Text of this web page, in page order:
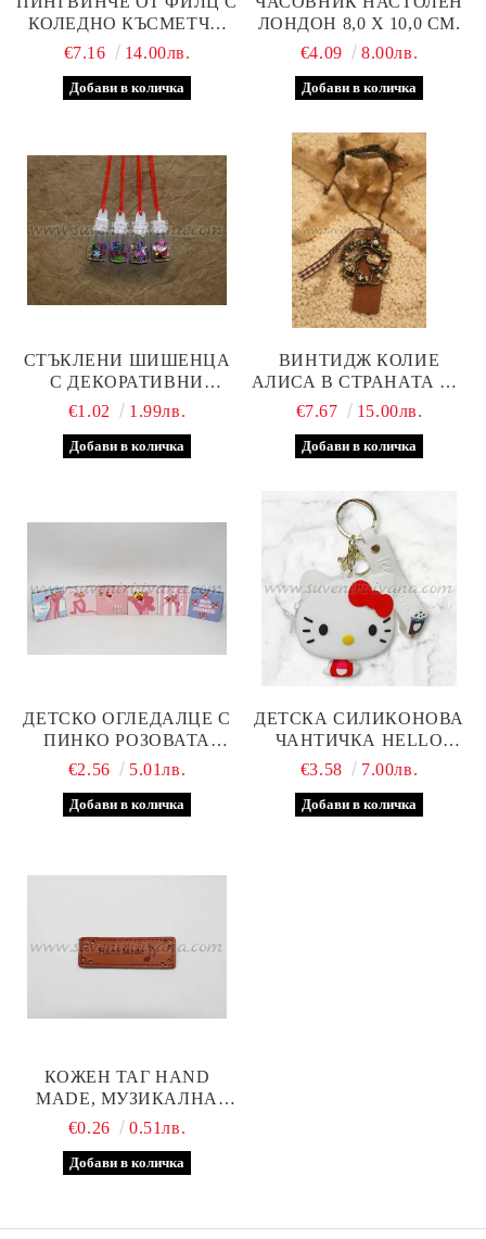
КОЛЕДНО КЪСМЕТЧЕ/
ПОЖЕЛАНИЕ
€7.16 14.00лв.
ЛОНДОН 8,0 Х 10,0 СМ.
€4.09
8.00лв.
СТЪКЛЕНИ ШИШЕНЦА
С ДЕКОРАТИВНИ
ФИГУРКИ
€1.02 1.99лв.
ВИНТИДЖ КОЛИЕ
АЛИСА В СТРАНАТА НА
ЧУДЕСАТА
€7.67 15.00лв.
ДЕТСКО ОГЛЕДАЛЦЕ С
ПИНКО РОЗОВАТА
ПАНТЕРА
€2.56 5.01лв.
ДЕТСКА СИЛИКОНОВА
ЧАНТИЧКА HELLO
KITTY
€3.58 7.00лв.
КОЖЕН ТАГ HAND
MADE, МУЗИКАЛНА
НОТА
€0.26 0.51лв.